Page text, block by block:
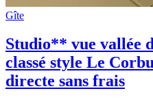
Gîte
Studio** vue vallée
classé style Le
directe sans frais